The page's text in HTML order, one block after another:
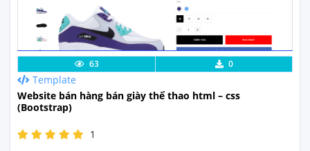
Lưu code Xem Thực Tế
63 0
Template
Website bán hàng bán giày thể thao html – css
(Bootstrap)
1